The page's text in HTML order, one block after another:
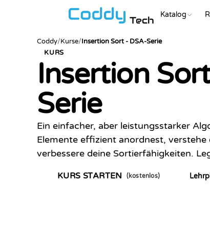
Tech Katalog
Coddy/Kurse/Insertion Sort - DSA-Serie
KURS
Insertion
Serie
Ein einfacher, aber leistungsstarker
Elemente effizient anordnest,
verbessere deine Sortierfähigkeiten.
KURS STARTEN (kostenlos)